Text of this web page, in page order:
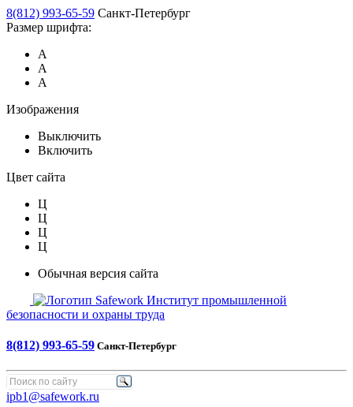
8(812) 993-65-59 Санкт-Петербург
Размер шрифта:
А
А
А
Изображения
Выключить
Включить
Цвет сайта
Ц
Ц
Ц
Ц
Обычная версия сайта
Safework Институт промышленной
безопасности и охраны труда
8(812) 993-65-59 Санкт-Петербург
ipb1@safework.ru